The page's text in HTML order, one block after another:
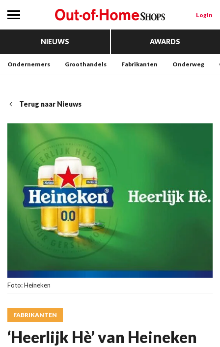
Login
NIEUWS AWARDS
Ondernemers Groothandels Fabrikanten Onderweg
Terug naar Nieuws
Foto: Heineken
FABRIKANTEN
‘Heerlijk Hè’ van Heineken